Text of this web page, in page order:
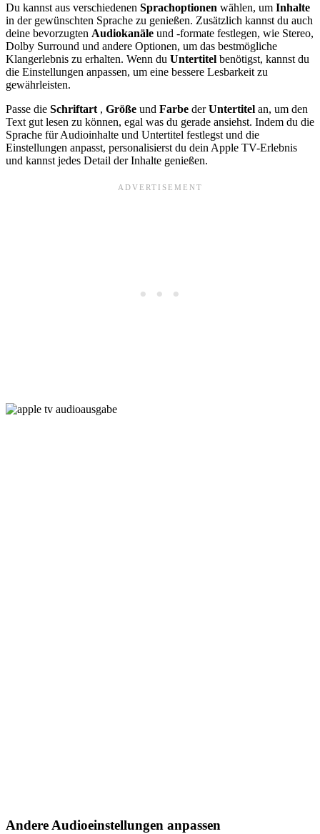
Du kannst aus verschiedenen Sprachoptionen wählen, um Inhalte
in der gewünschten Sprache zu genießen. Zusätzlich kannst du auch
deine bevorzugten Audiokanäle und -formate festlegen, wie Stereo,
Dolby Surround und andere Optionen, um das bestmögliche
Klangerlebnis zu erhalten. Wenn du Untertitel benötigst, kannst du
die Einstellungen anpassen, um eine bessere Lesbarkeit zu
gewährleisten.
Passe die Schriftart , Größe und Farbe derUntertitel an, um den
Text gut lesen zu können, egal was du gerade ansiehst. Indem du die
Sprache für Audioinhalte und Untertitel festlegst und die
Einstellungen anpasst, personalisierst du dein Apple TV-Erlebnis
und kannst jedes Detail der Inhalte genießen.
Andere Audioeinstellungen anpassen